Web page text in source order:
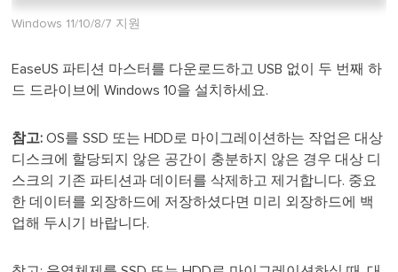
Windows 11/10/8/7 지원
EaseUS 파티션 마스터를 다운로드하고 USB 없이 두 번째 하
드 드라이브에 Windows 10을 설치하세요.
참고: OS를 SSD 또는 HDD로 마이그레이션하는 작업은 대상
디스크에 할당되지 않은 공간이 충분하지 않은 경우 대상 디
스크의 기존 파티션과 데이터를 삭제하고 제거합니다. 중요
한 데이터를 외장하드에 저장하셨다면 미리 외장하드에 백
업해 두시기 바랍니다.